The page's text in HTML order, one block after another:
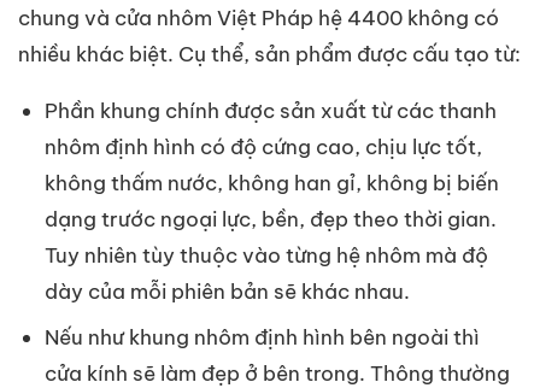
chung và cửa nhôm Việt Pháp hệ 4400 không có
nhiều khác biệt. Cụ thể, sản phẩm được cấu tạo từ:
Phần khung chính được sản xuất từ các thanh
nhôm định hình có độ cứng cao, chịu lực tốt,
không thấm nước, không han gỉ, không bị biến
dạng trước ngoại lực, bền, đẹp theo thời gian.
Tuy nhiên tùy thuộc vào từng hệ nhôm mà độ
dày của mỗi phiên bản sẽ khác nhau.
Nếu như khung nhôm định hình bên ngoài thì
cửa kính sẽ làm đẹp ở bên trong. Thông thường